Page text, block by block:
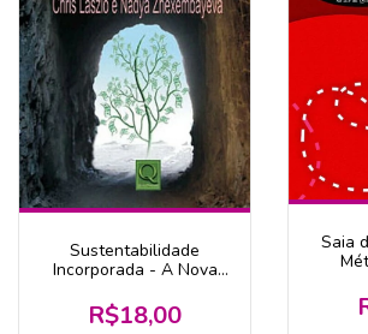
Sustentabilidade
Incorporada - A Nova
R$18,00
Saia